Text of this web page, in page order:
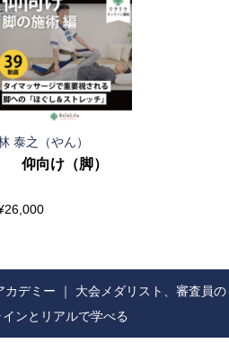
泰之（やん）
仰向け（脚）
26,000
カデミー ｜ 大会メダリスト、審査員の
ンとリアルで学べる